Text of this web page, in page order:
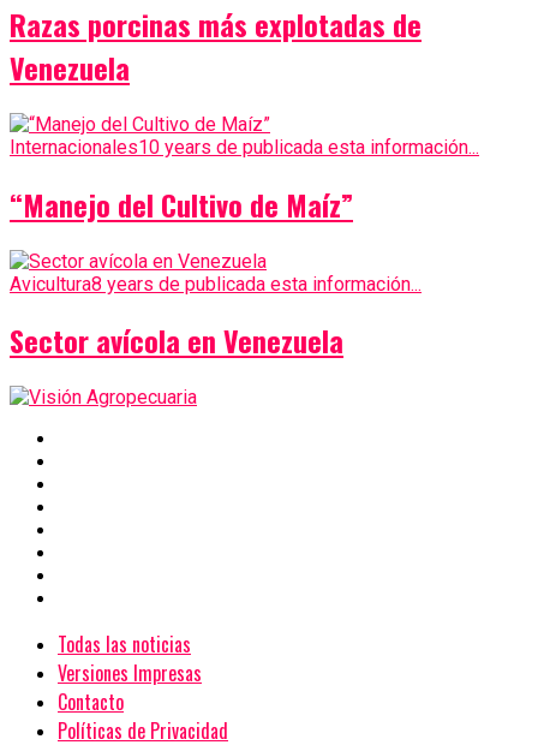
Razas porcinas más explotadas de
Venezuela
Internacionales10 years de publicada esta información...
“Manejo del Cultivo de Maíz”
Avicultura8 years de publicada esta información...
Sector avícola en Venezuela
Todas las noticias
Versiones Impresas
Contacto
Políticas de Privacidad